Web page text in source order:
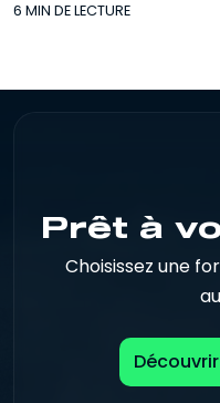
6 MIN DE LECTURE
Prêt à
Choisissez une